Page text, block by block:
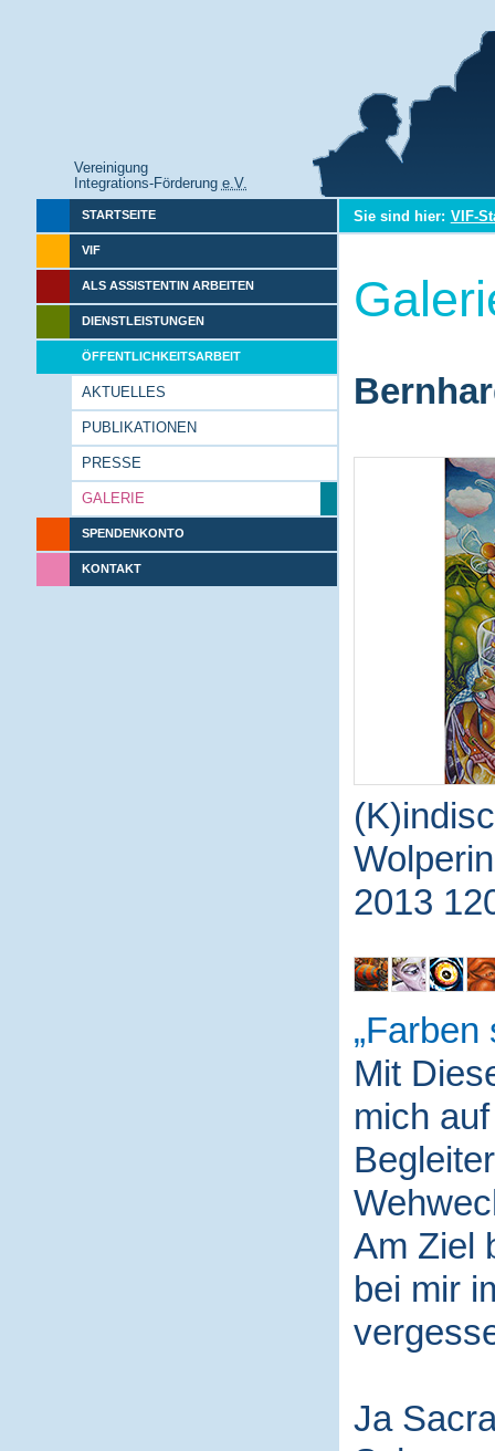
Vereinigung
Integrations-Förderung e.V.
STARTSEITE
VIF
ALS ASSISTENTIN ARBEITEN
DIENSTLEISTUNGEN
ÖFFENTLICHKEITSARBEIT
AKTUELLES
PUBLIKATIONEN
PRESSE
GALERIE
SPENDENKONTO
KONTAKT
Sie sind hier: VIF-
2013
Farben
Mit
mich
Am Ziel
bei mir
Ja